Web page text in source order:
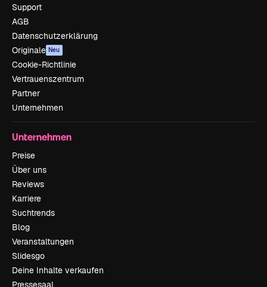
Support
AGB
Datenschutzerklärung
Originale Neu
Cookie-Richtlinie
Vertrauenszentrum
Partner
Unternehmen
Unternehmen
Preise
Über uns
Reviews
Karriere
Suchtrends
Blog
Veranstaltungen
Slidesgo
Deine Inhalte verkaufen
Pressesaal